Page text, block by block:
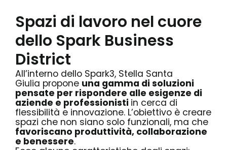
Spazi di lavoro nel cuore
dello Spark Business
District
All’interno dello Spark3, Stella Santa
Giulia propone una gamma di soluzioni
pensate per rispondere alle esigenze di
aziende e professionisti in cerca di
flessibilità e innovazione. L’obiettivo è creare
spazi che non siano solo funzionali, ma che
favoriscano produttività, collaborazione
e benessere.